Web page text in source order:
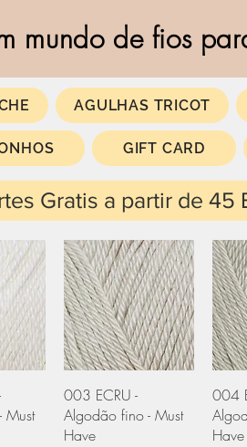
mundo de fios
AGULHAS TRICOT
GIFT CARD
partir de 45
Must
Visualização rápida
003 ECRU -
Algodão fino - Must
Have
004
Have